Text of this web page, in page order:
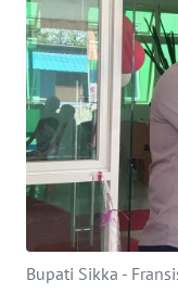
Bupati Sikka -
LABUAN
BAJO
OPINI
Informasi
INDEKS
BERITA
KONTAK